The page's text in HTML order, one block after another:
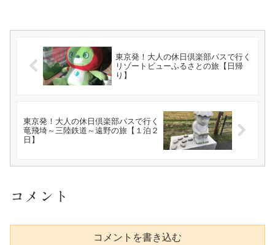
東京発！大人の休日倶楽部パスで行く
リゾートビューふるさとの旅【日帰
り】
東京発！大人の休日倶楽部パスで行く
竜飛埼～三陸鉄道～遠野の旅【１泊２
日】
コメント
コメントを書き込む